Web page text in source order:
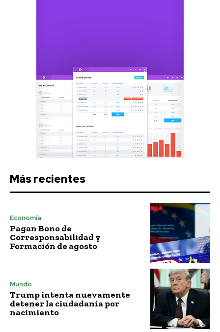
Más recientes
Economía
Pagan Bono de
Corresponsabilidad y
Formación de agosto
Mundo
Trump intenta nuevamente
detener la ciudadanía por
nacimiento